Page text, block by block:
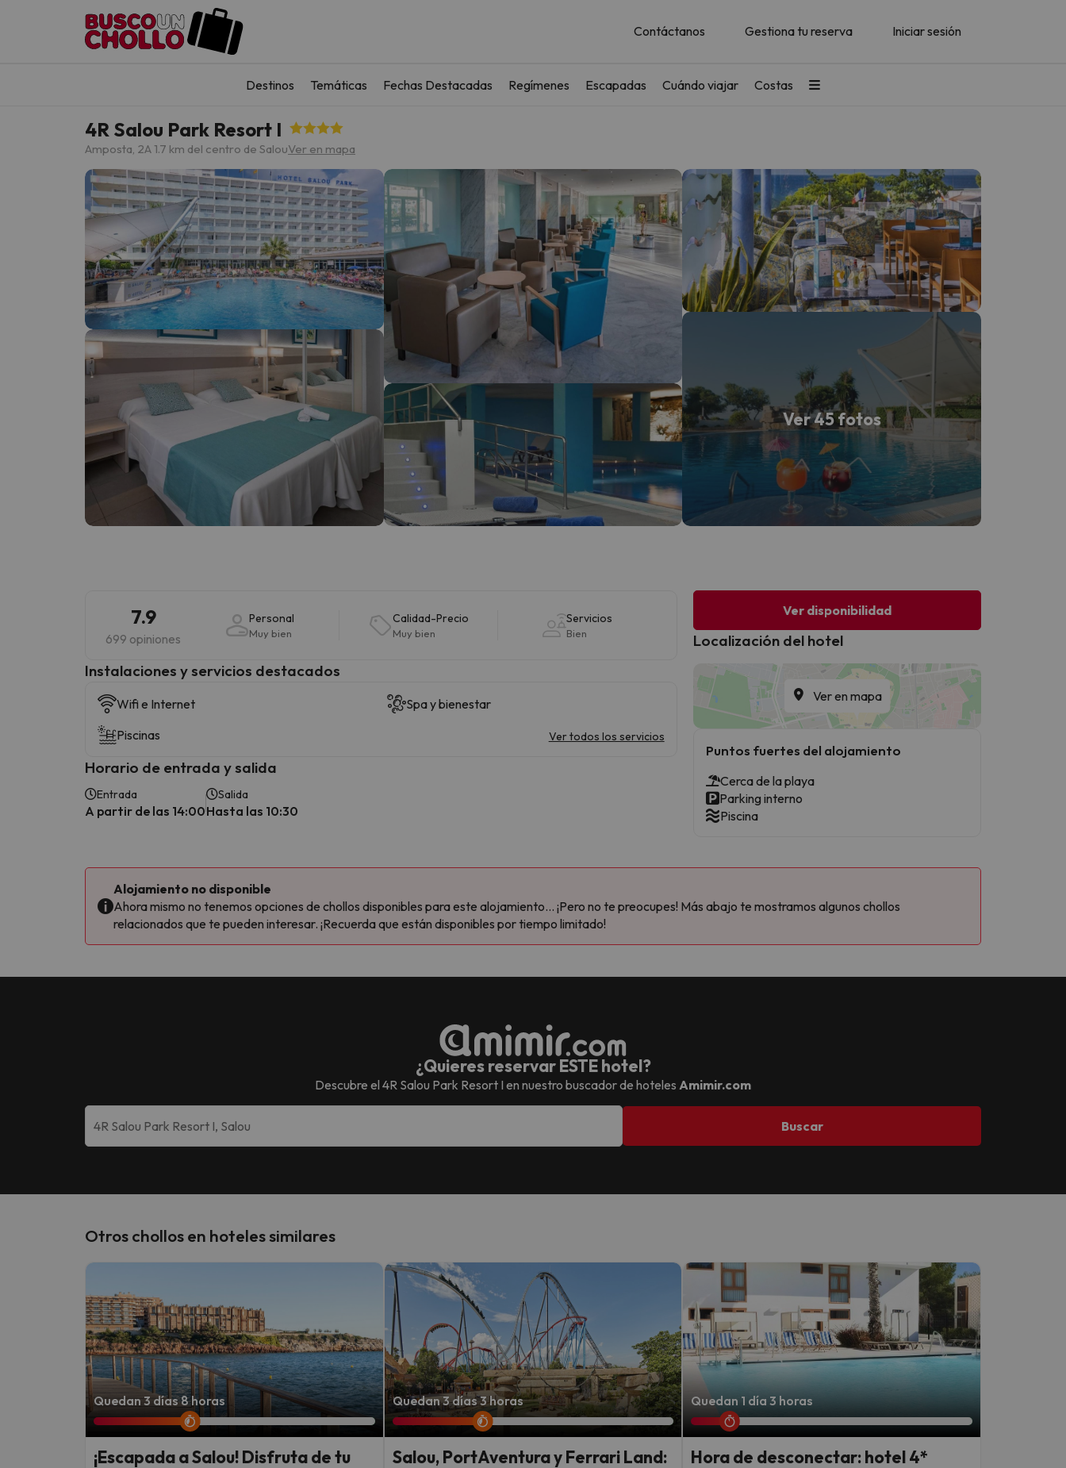
Contáctanos Gestiona tu reserva Iniciar sesión
Destinos Temáticas Fechas Destacadas Regímenes Escapadas Cuándo viajar Costas
4R Salou Park Resort I
Amposta, 2A 1.7 km del centro de SalouVer en mapa
Ver 45 fotos
7.9
699 opiniones
Personal
Muy bien
Calidad-Precio
Muy bien
Servicios
Bien
Instalaciones y servicios destacados
Wifi e Internet
Spa y bienestar
Piscinas
Ver todos los servicios
Horario de entrada y salida
Entrada
A partir de las 14:00
Salida
Hasta las 10:30
Ver disponibilidad
Localización del hotel
Ver en mapa
Puntos fuertes del alojamiento
Cerca de la playa
Parking interno
Piscina
Alojamiento no disponible
Ahora mismo no tenemos opciones de chollos disponibles para este alojamiento... ¡Pero no te preocupes! Más abajo te mostramos algunos chollos
relacionados que te pueden interesar. ¡Recuerda que están disponibles por tiempo limitado!
¿Quieres reservar ESTE hotel?
Descubre el 4R Salou Park Resort I en nuestro buscador de hoteles Amimir.com
Buscar
Otros chollos en hoteles similares
Quedan 3 días 8 horas
¡Escapada a Salou! Disfruta de tu
Quedan 3 días 3 horas
Salou, PortAventura y Ferrari Land:
Quedan 1 día 3 horas
Hora de desconectar: hotel 4*